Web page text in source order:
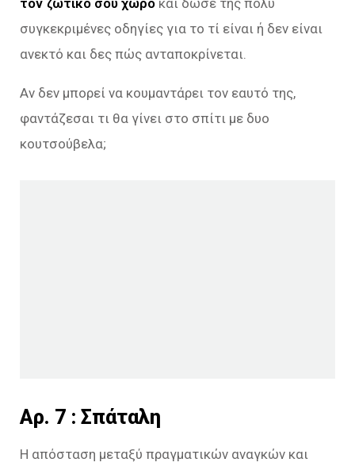
συγκεκριμένες οδηγίες για το τί είναι ή δεν είναι
ανεκτό και δες πώς ανταποκρίνεται.
Αν δεν μπορεί να κουμαντάρει τον εαυτό της,
φαντάζεσαι τι θα γίνει στο σπίτι με δυο
κουτσούβελα;
Aρ. 7 : Σπάταλη
Η απόσταση μεταξύ πραγματικών αναγκών και